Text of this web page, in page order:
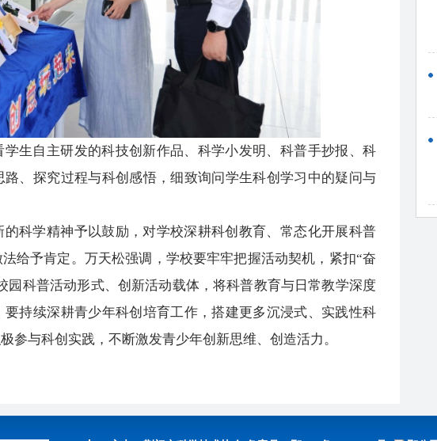
生自主研发的科技创新作品、科学小发明、科普手抄报、科
、探究过程与科创感悟，细致询问学生科创学习中的疑问与
科学精神予以鼓励，对学校深耕科创教育、常态化开展科普
给予肯定。万天松强调，学校要牢牢把握活动契机，紧扣“奋
园科普活动形式、创新活动载体，将科普教育与日常教学深度
持续深耕青少年科创培育工作，搭建更多沉浸式、实践性科
参与科创实践，不断激发青少年创新思维、创造活力。